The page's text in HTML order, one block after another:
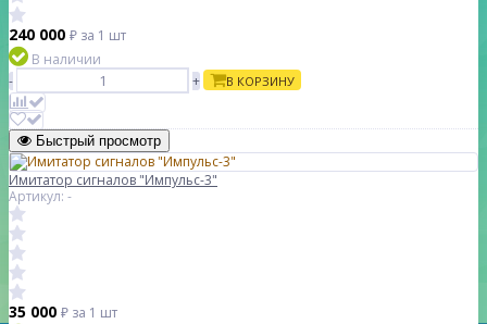
240 000 ₽ за 1 шт
В наличии
-
+ В КОРЗИНУ
Быстрый просмотр
Имитатор сигналов "Импульс-3"
Артикул: -
35 000 ₽ за 1 шт